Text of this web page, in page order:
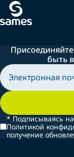
быть
* Подписываясь
Политикой
получение